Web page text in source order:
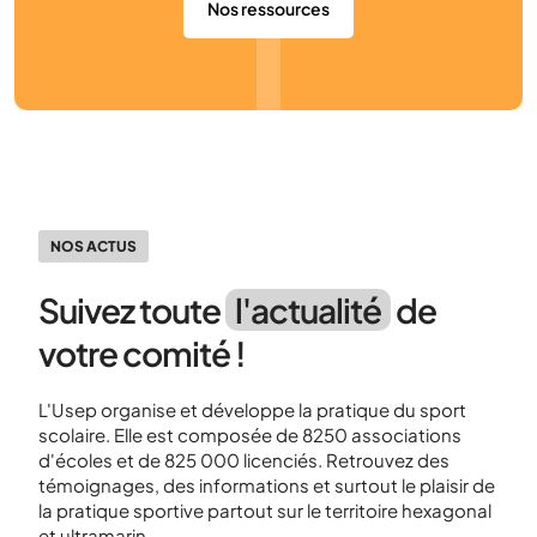
Nos ressources
NOS ACTUS
Suivez toute l'actualité de
votre comité !
L'Usep organise et développe la pratique du sport
scolaire. Elle est composée de 8250 associations
d'écoles et de 825 000 licenciés. Retrouvez des
témoignages, des informations et surtout le plaisir de
la pratique sportive partout sur le territoire hexagonal